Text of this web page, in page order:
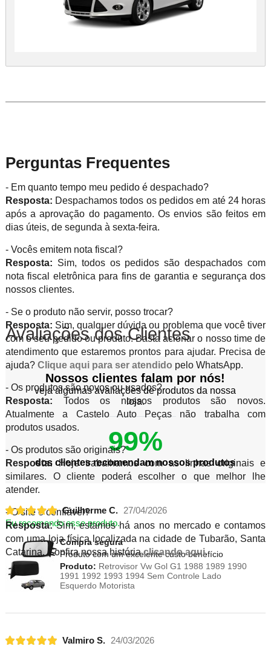
Perguntas Frequentes
- Em quanto tempo meu pedido é despachado?
Resposta: Despachamos todos os pedidos em até 24 horas
após a aprovação do pagamento. Os envios são feitos em
dias úteis, de segunda à sexta-feira.
- Vocês emitem nota fiscal?
Resposta: Sim, todos os pedidos são despachados com
nota fiscal eletrônica para fins de garantia e segurança dos
nossos clientes.
- Se o produto não servir, posso trocar?
Resposta: Sim, qualquer dúvida ou problema que você tiver
com o seu pedido ou produto. Basta acionar o nosso time de
atendimento que estaremos prontos para ajudar. Precisa de
ajuda? Clique aqui para ser atendido pelo WhatsApp.
- Os produtos são novos ou usados?
Resposta: Todos os nossos produtos são novos.
Atualmente a Castelo Auto Peças não trabalha com
produtos usados.
- Os produtos são originais?
Resposta:Hoje trabalhamos com as linhas originais e
similares. O cliente poderá escolher o que melhor lhe
atender.
- O site é confiável?
Resposta:Sim, estamos há anos no mercado e contamos
com uma loja física localizada na cidade de Tubarão, Santa
Catarina. Confira nossa históriaclicando aqui.
Avaliações dos Clientes
Nossos clientes falam por nós!
veja algumas avaliações de produtos da nossa
loja.
99%
dos clientes recomendam nossos produtos
Guilherme C.
27/04/2026
Eu recomendo esse produto.
Compra segura
Produto com um excelente custo benefício
Produto: Retrovisor Vw Gol G1 1988 1989 1990
1991 1992 1993 1994 Sem Controle Lado
Esquerdo Motorista
Valmiro S.
24/03/2026